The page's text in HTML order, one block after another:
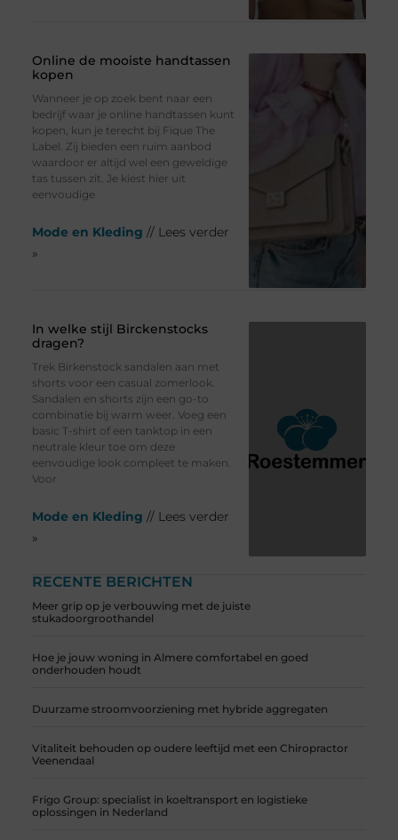
RECENTE BERICHTEN
Meer grip op je verbouwing met de juiste
stukadoorgroothandel
Hoe je jouw woning in Almere comfortabel en goed
onderhouden houdt
Duurzame stroomvoorziening met hybride aggregaten
Vitaliteit behouden op oudere leeftijd met een Chiropractor
Veenendaal
Frigo Group: specialist in koeltransport en logistieke
oplossingen in Nederland
Online de mooiste handtassen
kopen
Wanneer je op zoek bent naar een
bedrijf waar je online handtassen kunt
kopen, kun je terecht bij Fique The
Label. Zij bieden een ruim aanbod
waardoor er altijd wel een geweldige
tas tussen zit. Je kiest hier uit
eenvoudige
Mode en Kleding // Lees verder
»
In welke stijl Birckenstocks
dragen?
Trek Birkenstock sandalen aan met
shorts voor een casual zomerlook.
Sandalen en shorts zijn een go-to
combinatie bij warm weer. Voeg een
basic T-shirt of een tanktop in een
neutrale kleur toe om deze
eenvoudige look compleet te maken.
Voor
Mode en Kleding // Lees verder
»